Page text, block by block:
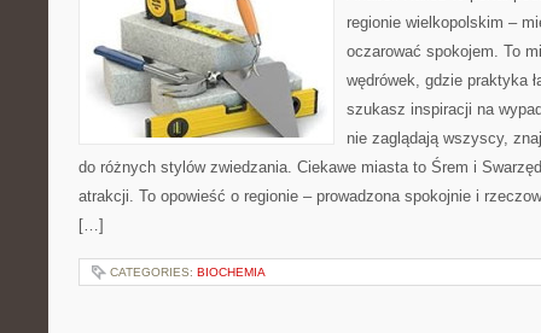
regionie wielkopolskim –
oczarować spokojem. To
wędrówek, gdzie praktyka
szukasz inspiracji na
nie zaglądają wszyscy,
do różnych stylów zwiedzania. Ciekawe miasta to Śrem i
atrakcji. To opowieść o regionie – prowadzona spokojnie i
[…]
CATEGORIES: BIOCHEMIA